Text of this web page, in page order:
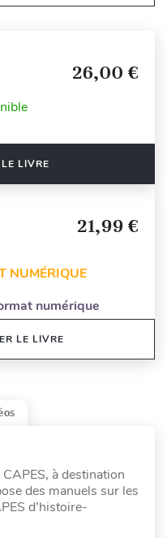
26,00 €
LIVRE
21,99 €
NUMÉRIQUE
numérique
LE LIVRE
à destination
des manuels sur les
d’histoire-